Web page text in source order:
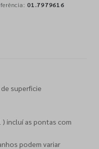
01.7979616
superficie
) incluí as pontas com
podem variar